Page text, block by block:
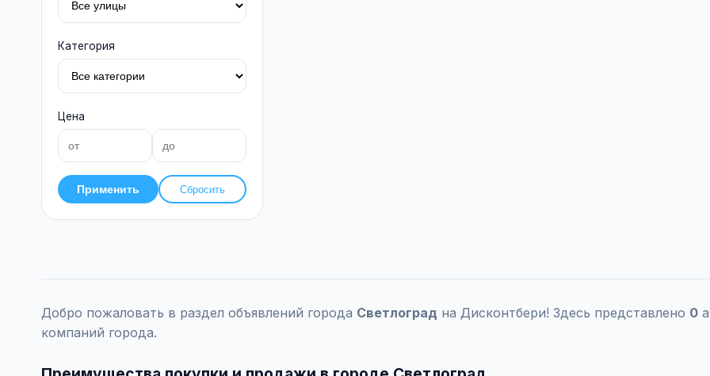
Категория
Цена
Применить Сбросить
Добро пожаловать в раздел объявлений города Светлоград на Дисконтбери! Здесь представлено 0
компаний города.